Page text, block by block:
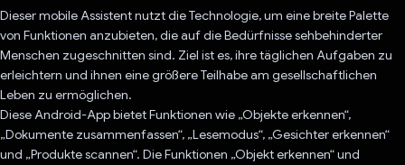
Dieser mobile Assistent nutzt die Technologie, um eine breite Palette
von Funktionen anzubieten, die auf die Bedürfnisse sehbehinderter
Menschen zugeschnitten sind. Ziel ist es, ihre täglichen Aufgaben zu
erleichtern und ihnen eine größere Teilhabe am gesellschaftlichen
Leben zu ermöglichen.
Diese Android-App bietet Funktionen wie „Objekte erkennen“,
„Dokumente zusammenfassen“, „Lesemodus“, „Gesichter erkennen“
und „Produkte scannen“. Die Funktionen „Objekt erkennen“ und